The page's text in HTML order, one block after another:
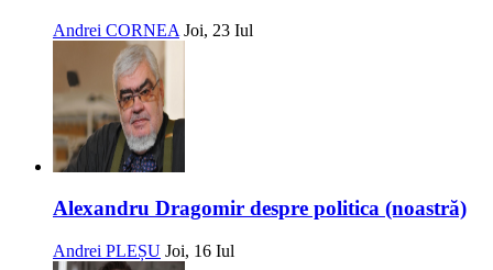
Andrei CORNEA Joi, 23 Iul
Alexandru Dragomir despre politica (noastră)
Andrei PLEȘU Joi, 16 Iul